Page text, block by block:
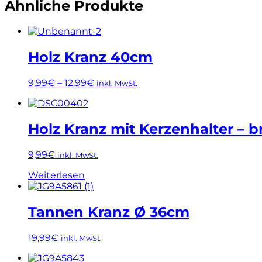
Ähnliche Produkte
Holz Kranz 40cm
9,99€ – 12,99€ inkl. MwSt.
Dieses
weist
mehrere
auf.
Die
Optionen
können
der
gewählt
Holz Kranz mit Kerzenhalter –
9,99€ inkl. MwSt.
Weiterlesen
Tannen Kranz Ø 36cm
19,99€ inkl. MwSt.